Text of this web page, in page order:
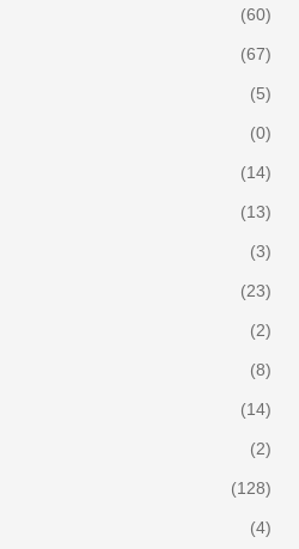
(60)
(67)
(5)
(0)
(14)
(13)
(3)
(23)
(2)
(8)
(14)
(2)
(128)
(4)